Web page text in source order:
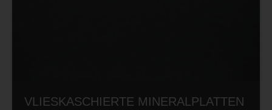
VLIESKASCHIERTE MINERALPLATTEN